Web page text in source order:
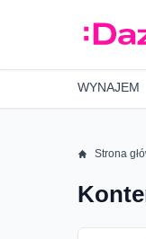
WYNAJEM
Strona